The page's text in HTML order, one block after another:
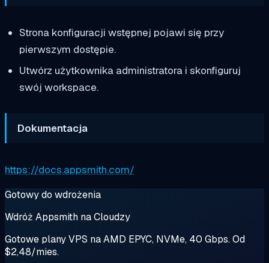
Strona konfiguracji wstępnej pojawi się przy
pierwszym dostępie.
Utwórz użytkownika administratora i skonfiguruj
swój workspace.
Dokumentacja
https://docs.appsmith.com/
Gotowy do wdrożenia
Wdróż Appsmith na Cloudzy
Gotowe plany VPS na AMD EPYC, NVMe, 40 Gbps. Od
$2,48/mies.